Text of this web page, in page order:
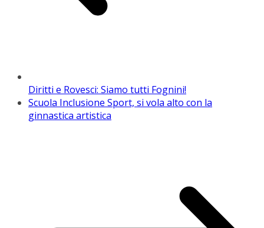
Diritti e Rovesci: Siamo tutti Fognini!
Scuola Inclusione Sport, si vola alto con la
ginnastica artistica